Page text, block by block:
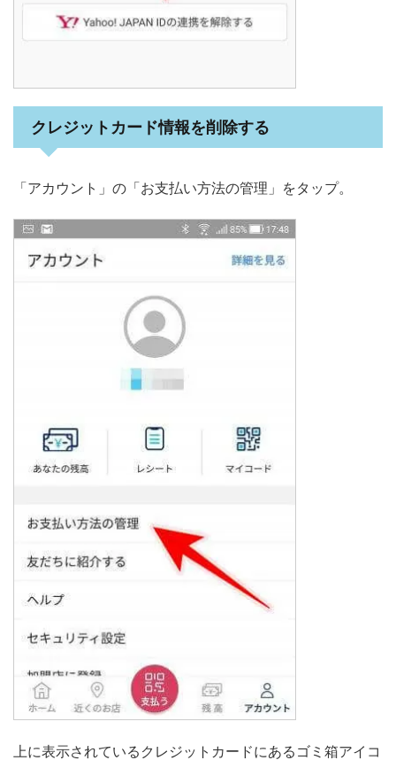
クレジットカード情報を削除する
「アカウント」の「お支払い方法の管理」をタップ。
上に表示されているクレジットカードにあるゴミ箱アイコ